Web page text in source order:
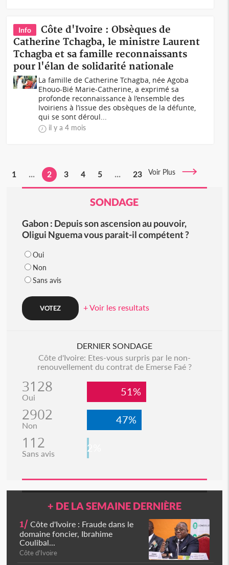
Info
Côte d'Ivoire : Obsèques de
Catherine Tchagba, le ministre Laurent
Tchagba et sa famille reconnaissants
pour l'élan de solidarité nationale
La famille de Catherine Tchagba, née Agoba
Ehouo-Bié Marie-Catherine, a exprimé sa
profonde reconnaissance à l’ensemble des
Ivoiriens à l’issue des obsèques de la défunte,
qui se sont déroul...
il y a 4 mois
1 ... 2 3 4 5 ... 23 Voir Plus
SONDAGE
Gabon : Depuis son ascension au pouvoir,
Oligui Nguema vous parait-il compétent ?
Oui
Non
Sans avis
+ Voir les resultats
DERNIER SONDAGE
Côte d'Ivoire: Etes-vous surpris par le non-
renouvellement du contrat de Emerse Faé ?
3128
Oui 51%
2902
Non 47%
112
Sans avis 2%
+ DE LA SEMAINE DERNIÈRE
1/ Côte d'Ivoire : Fraude dans le
domaine foncier, Ibrahime
Coulibal...
Côte d'Ivoire